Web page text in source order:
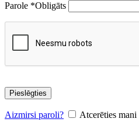
Parole *Obligāts
Pieslēgties
Aizmirsi paroli?
Atcerēties mani